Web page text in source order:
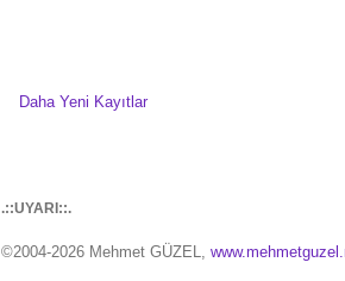
Daha Yeni Kayıtlar
.::UYARI::.
©2004-2026 Mehmet GÜZEL,